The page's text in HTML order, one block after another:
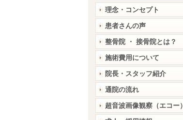
理念・コンセプト
患者さんの声
整骨院 ・ 接骨院とは？
施術費用について
院長・スタッフ紹介
通院の流れ
超音波画像観察（エコー）